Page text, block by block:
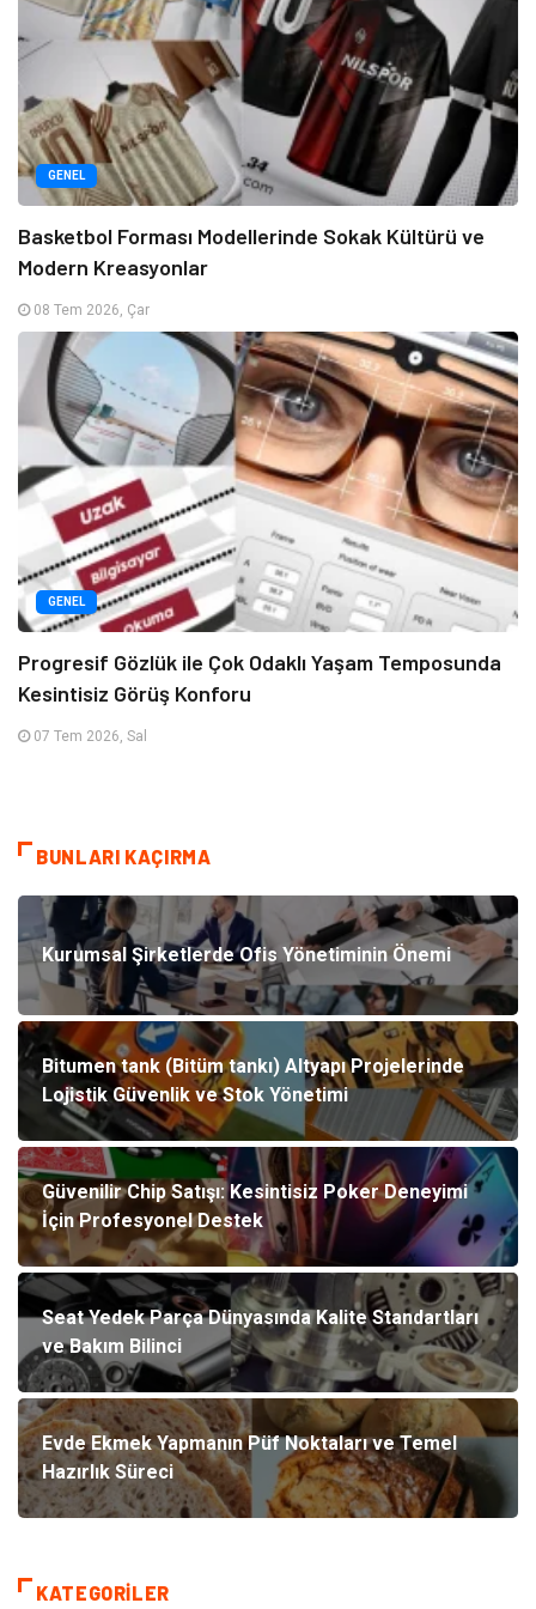
GENEL
Basketbol Forması Modellerinde Sokak Kültürü ve
Modern Kreasyonlar
08 Tem 2026, Çar
GENEL
Progresif Gözlük ile Çok Odaklı Yaşam Temposunda
Kesintisiz Görüş Konforu
07 Tem 2026, Sal
BUNLARI KAÇIRMA
Kurumsal Şirketlerde Ofis Yönetiminin Önemi
Bitumen tank (Bitüm tankı) Altyapı Projelerinde
Lojistik Güvenlik ve Stok Yönetimi
Güvenilir Chip Satışı: Kesintisiz Poker Deneyimi
İçin Profesyonel Destek
Seat Yedek Parça Dünyasında Kalite Standartları
ve Bakım Bilinci
Evde Ekmek Yapmanın Püf Noktaları ve Temel
Hazırlık Süreci
KATEGORILER